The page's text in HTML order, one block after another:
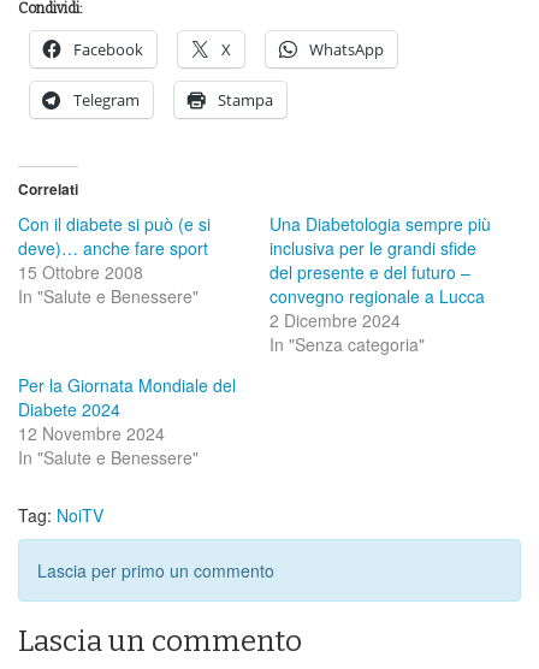
Condividi:
Facebook X WhatsApp
Telegram Stampa
Correlati
Con il diabete si può (e si
deve)… anche fare sport
15 Ottobre 2008
In "Salute e Benessere"
Una Diabetologia sempre più
inclusiva per le grandi sfide
del presente e del futuro –
convegno regionale a Lucca
2 Dicembre 2024
In "Senza categoria"
Per la Giornata Mondiale del
Diabete 2024
12 Novembre 2024
In "Salute e Benessere"
Tag: NoiTV
Lascia per primo un commento
Lascia un commento